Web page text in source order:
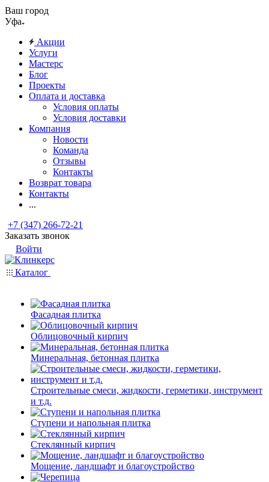
Ваш город
Уфа
Акции
Услуги
Мастерс
Блог
Проекты
Оплата и доставка
Условия оплаты
Условия доставки
Компания
Новости
Команда
Отзывы
Контакты
Возврат товара
Контакты
...
+7 (347) 266-72-21
Заказать звонок
Войти
Каталог
Фасадная плитка
Облицовочный кирпич
Минеральная, бетонная плитка
Строительные смеси, жидкости, герметики, инструмент
и т.д.
Ступени и напольная плитка
Cтеклянный кирпич
Мощение, ландшафт и благоустройство